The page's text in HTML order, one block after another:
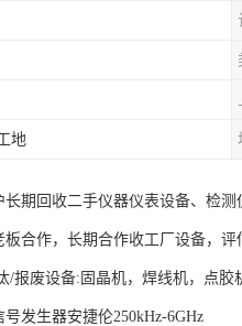
地
长期回收二手仪器仪表设备、检
合作，长期合作收工厂设备，评
报废设备:固晶机，焊线机，点胶
发生器安捷伦250kHz-6GHz